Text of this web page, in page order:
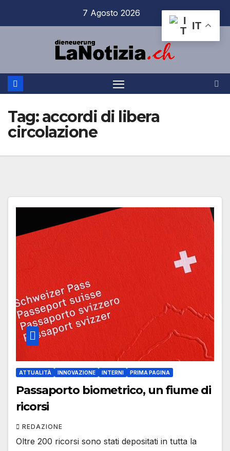
7 Agosto 2026
Tag:accordi di libera
circolazione
ATTUALITÀ INNOVAZIONE INTERNI PRIMA PAGINA
Passaporto biometrico, un fiume di
ricorsi
REDAZIONE
Oltre 200 ricorsi sono stati depositati in tutta la
IT